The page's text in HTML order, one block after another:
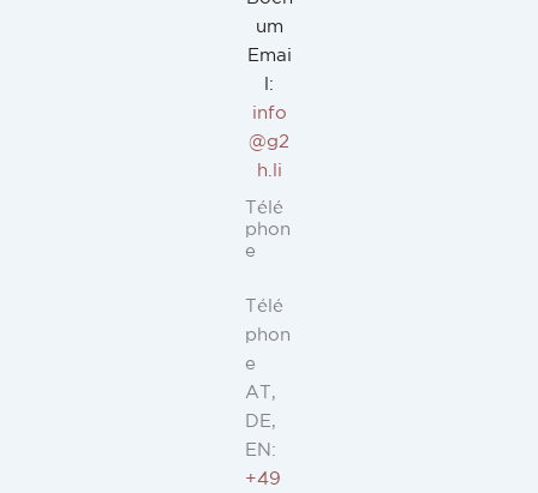
um
Emai
l:
info
@g2
h.li
Télé
phon
e
Télé
phon
e
AT,
DE,
EN:
+49